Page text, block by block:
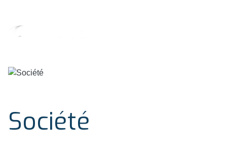
Société